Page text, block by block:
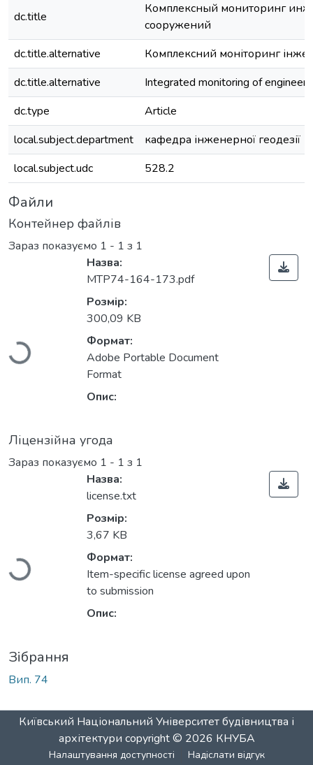
dc.title
Комплексный мониторинг
сооружений
dc.title.alternative
Комплексний моніторинг
dc.title.alternative
Integrated monitoring of
dc.type
Article
local.subject.department
кафедра інженерної геодезії
local.subject.udc
528.2
Файли
Контейнер файлів
Зараз показуємо 1 - 1 з 1
Вантажиться...
Назва:
MTP74-164-173.pdf
Розмір:
300,09 KB
Формат:
Adobe Portable Document
Format
Опис:
Ліцензійна угода
Зараз показуємо 1 - 1 з 1
Вантажиться...
Назва:
license.txt
Розмір:
3,67 KB
Формат:
Item-specific license agreed upon
to submission
Опис:
Зібрання
Вип. 74
Київський Національний Університет будівництва і
архітектури copyright © 2026 КНУБА
Налаштування доступності Надіслати відгук